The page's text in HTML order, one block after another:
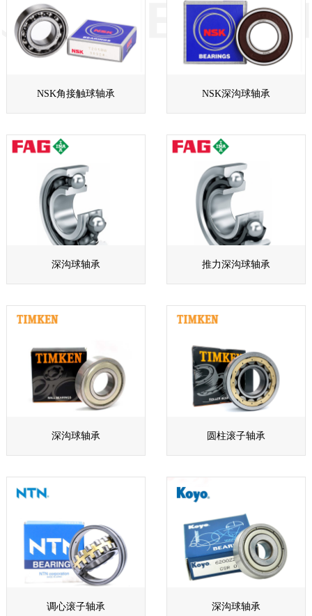
NSK角接触球轴承 NSK深沟球轴承
深沟球轴承 推力深沟球轴承
深沟球轴承 圆柱滚子轴承
调心滚子轴承 深沟球轴承